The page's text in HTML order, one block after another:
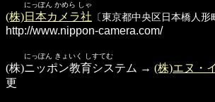
にっぽん かめら しゃ
(株)日本カメラ社 〔東京都中央区日本橋人形
http://www.nippon-camera.com/
にっぽん きょいく しすてむ
(株)ニッポン教育システム → (株)エヌ・
更